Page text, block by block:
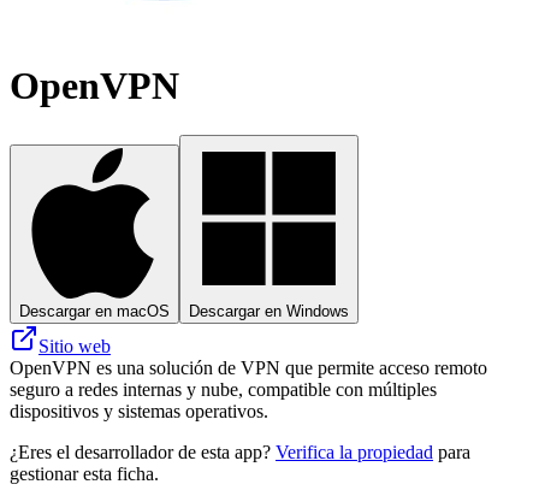
OpenVPN
Descargar en macOS Descargar en Windows
Sitio web
OpenVPN es una solución de VPN que permite acceso remoto
seguro a redes internas y nube, compatible con múltiples
dispositivos y sistemas operativos.
¿Eres el desarrollador de esta app? Verifica la propiedad para
gestionar esta ficha.